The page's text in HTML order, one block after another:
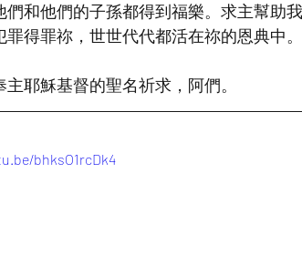
們和他們的子孫都得到福樂。求主幫助
罪得罪祢，世世代代都活在祢的恩典中。
主耶穌基督的聖名祈求，阿們。
bhksO1rcDk4